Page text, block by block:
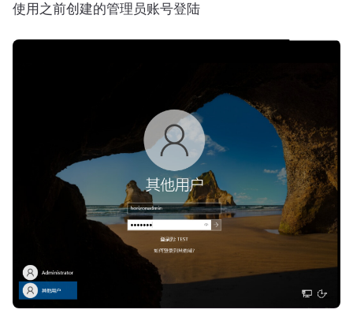
使用之前创建的管理员账号登陆